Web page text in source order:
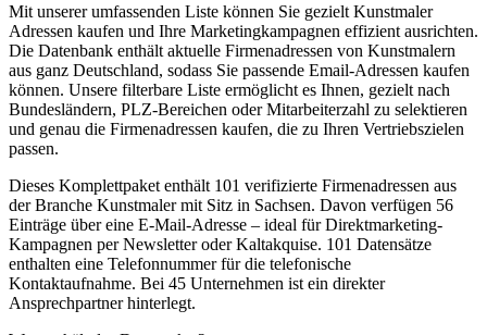
Mit unserer umfassenden Liste können Sie gezielt Kunstmaler
Adressen kaufen und Ihre Marketingkampagnen effizient ausrichten.
Die Datenbank enthält aktuelle Firmenadressen von Kunstmalern
aus ganz Deutschland, sodass Sie passende Email-Adressen kaufen
können. Unsere filterbare Liste ermöglicht es Ihnen, gezielt nach
Bundesländern, PLZ-Bereichen oder Mitarbeiterzahl zu selektieren
und genau die Firmenadressen kaufen, die zu Ihren Vertriebszielen
passen.
Dieses Komplettpaket enthält 101 verifizierte Firmenadressen aus
der Branche Kunstmalermit Sitz in Sachsen. Davon verfügen 56
Einträge über eine E-Mail-Adresse – ideal für Direktmarketing-
Kampagnen per Newsletter oder Kaltakquise. 101 Datensätze
enthalten eine Telefonnummer für die telefonische
Kontaktaufnahme. Bei 45 Unternehmen ist ein direkter
Ansprechpartner hinterlegt.